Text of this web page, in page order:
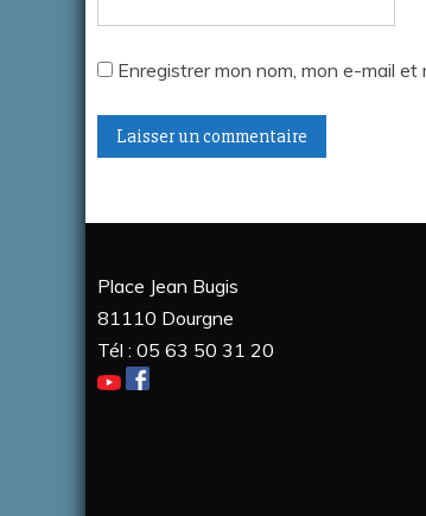
Enregistrer mon nom, mon e-mail
e
r
n
a
Place Jean Bugis
81110 Dourgne
Tél : 05 63 50 31 20